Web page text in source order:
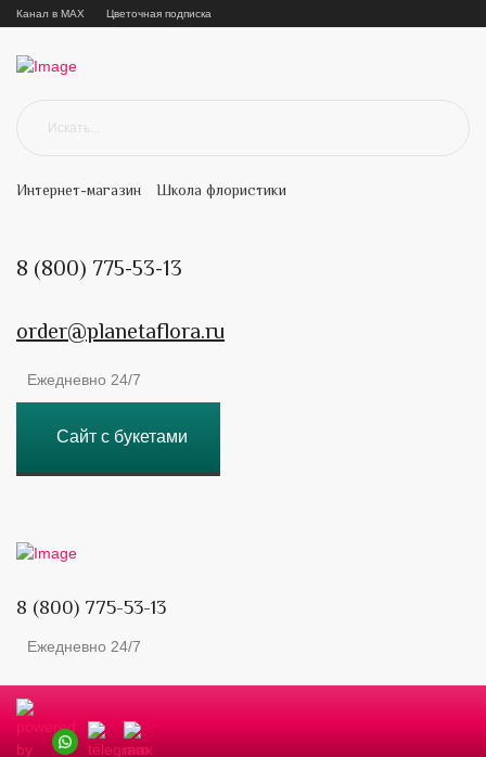
Канал в MAX Цветочная подписка
Интернет-магазин Школа флористики
8 (800) 775-53-13
order@planetaflora.ru
Ежедневно 24/7
Сайт с букетами
8 (800) 775-53-13
Ежедневно 24/7